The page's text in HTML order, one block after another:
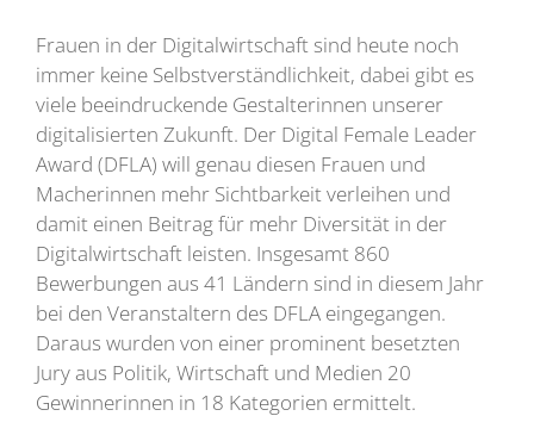
Frauen in der Digitalwirtschaft sind heute noch
immer keine Selbstverständlichkeit, dabei gibt es
viele beeindruckende Gestalterinnen unserer
digitalisierten Zukunft. Der Digital Female Leader
Award (DFLA) will genau diesen Frauen und
Macherinnen mehr Sichtbarkeit verleihen und
damit einen Beitrag für mehr Diversität in der
Digitalwirtschaft leisten. Insgesamt 860
Bewerbungen aus 41 Ländern sind in diesem Jahr
bei den Veranstaltern des DFLA eingegangen.
Daraus wurden von einer prominent besetzten
Jury aus Politik, Wirtschaft und Medien 20
Gewinnerinnen in 18 Kategorien ermittelt.